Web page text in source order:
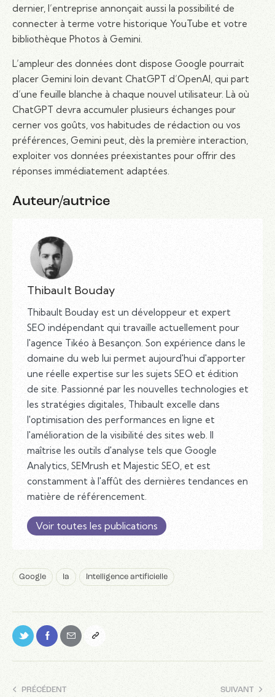
dernier, l’entreprise annonçait aussi la possibilité de
connecter à terme votre historique YouTube et votre
bibliothèque Photos à Gemini.
L’ampleur des données dont dispose Google pourrait
placer Gemini loin devant ChatGPT d’OpenAI, qui part
d’une feuille blanche à chaque nouvel utilisateur. Là où
ChatGPT devra accumuler plusieurs échanges pour
cerner vos goûts, vos habitudes de rédaction ou vos
préférences, Gemini peut, dès la première interaction,
exploiter vos données préexistantes pour offrir des
réponses immédiatement adaptées.
Auteur/autrice
Thibault Bouday
Thibault Bouday est un développeur et expert
SEO indépendant qui travaille actuellement pour
l'agence Tikéo à Besançon. Son expérience dans le
domaine du web lui permet aujourd'hui d'apporter
une réelle expertise sur les sujets SEO et édition
de site. Passionné par les nouvelles technologies et
les stratégies digitales, Thibault excelle dans
l'optimisation des performances en ligne et
l'amélioration de la visibilité des sites web. Il
maîtrise les outils d'analyse tels que Google
Analytics, SEMrush et Majestic SEO, et est
constamment à l'affût des dernières tendances en
matière de référencement.
Voir toutes les publications
Google Ia Intelligence artificielle
PRÉCÉDENT SUIVANT